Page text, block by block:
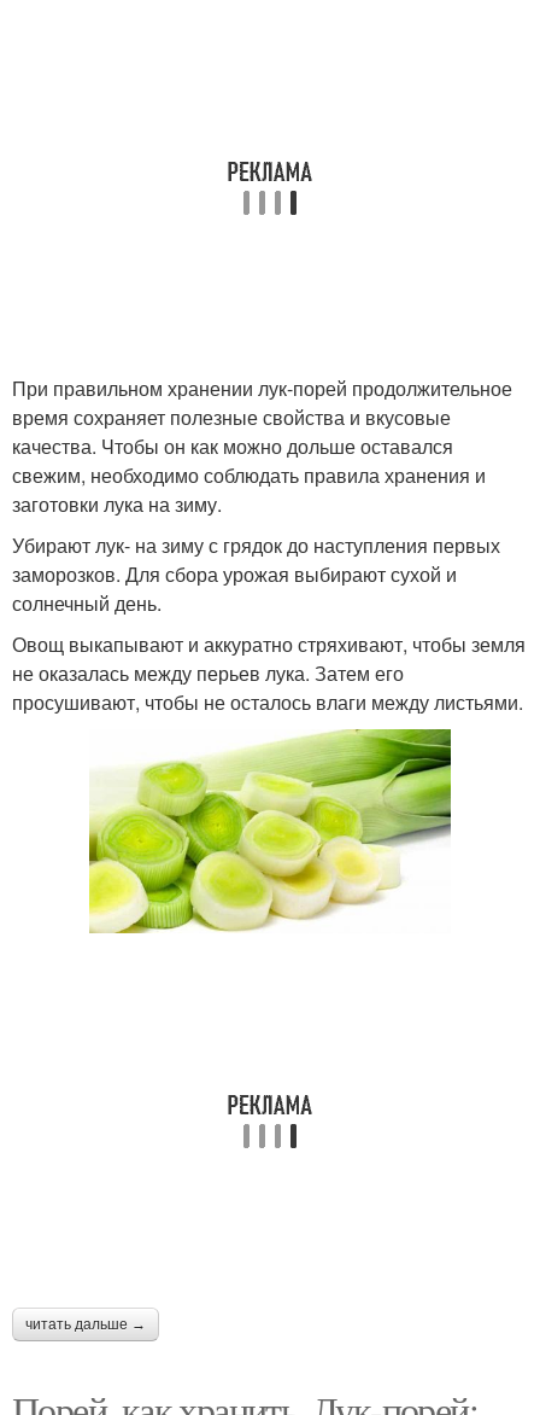
При правильном хранении лук-порей продолжительное
время сохраняет полезные свойства и вкусовые
качества. Чтобы он как можно дольше оставался
свежим, необходимо соблюдать правила хранения и
заготовки лука на зиму.
Убирают лук- на зиму с грядок до наступления первых
заморозков. Для сбора урожая выбирают сухой и
солнечный день.
Овощ выкапывают и аккуратно стряхивают, чтобы земля
не оказалась между перьев лука. Затем его
просушивают, чтобы не осталось влаги между листьями.
читать дальше →